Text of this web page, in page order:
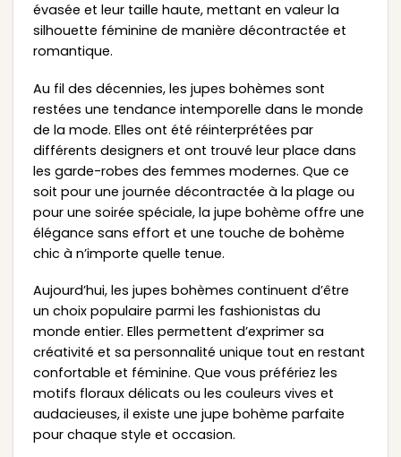
évasée et leur taille haute, mettant en valeur la
silhouette féminine de manière décontractée et
romantique.
Au fil des décennies, les jupes bohèmes sont
restées une tendance intemporelle dans le monde
de la mode. Elles ont été réinterprétées par
différents designers et ont trouvé leur place dans
les garde-robes des femmes modernes. Que ce
soit pour une journée décontractée à la plage ou
pour une soirée spéciale, la jupe bohème offre une
élégance sans effort et une touche de bohème
chic à n’importe quelle tenue.
Aujourd’hui, les jupes bohèmes continuent d’être
un choix populaire parmi les fashionistas du
monde entier. Elles permettent d’exprimer sa
créativité et sa personnalité unique tout en restant
confortable et féminine. Que vous préfériez les
motifs floraux délicats ou les couleurs vives et
audacieuses, il existe une jupe bohème parfaite
pour chaque style et occasion.